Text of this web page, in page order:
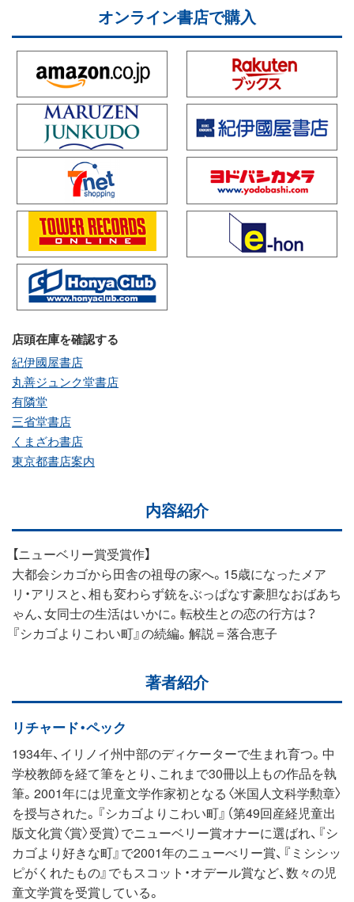
オンライン書店で購入
店頭在庫を確認する
紀伊國屋書店
丸善ジュンク堂書店
有隣堂
三省堂書店
くまざわ書店
東京都書店案内
内容紹介
【ニューベリー賞受賞作】
大都会シカゴから田舎の祖母の家へ。15歳になったメア
リ・アリスと、相も変わらず銃をぶっぱなす豪胆なおばあち
ゃん、女同士の生活はいかに。転校生との恋の行方は？
『シカゴよりこわい町』の続編。解説＝落合恵子
著者紹介
リチャード・ペック
1934年、イリノイ州中部のディケーターで生まれ育つ。中
学校教師を経て筆をとり、これまで30冊以上もの作品を執
筆。2001年には児童文学作家初となる〈米国人文科学勲章〉
を授与された。『シカゴよりこわい町』（第49回産経児童出
版文化賞〈賞〉受賞）でニューベリー賞オナーに選ばれ、『シ
カゴより好きな町』で2001年のニューべリー賞、『ミシシッ
ピがくれたもの』でもスコット・オデール賞など、数々の児
童文学賞を受賞している。